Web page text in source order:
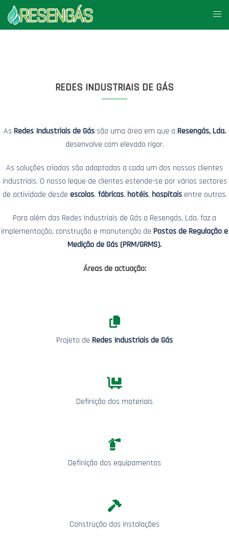
Saltar
para
o
REDES INDUSTRIAIS DE GÁS
As Redes Industriais de Gássão uma área em que a Resengás, Lda.
desenvolve com elevado rigor.
As soluções criadas são adaptadas a cada um dos nossos clientes
industriais. O nosso leque de clientes estende-se por vários sectores
de actividade desde escolas, fábricas, hotéis, hospitaisentre outros.
Para além das Redes Industriais de Gás a Resengás, Lda. faz a
implementação, construção e manutenção de Postos de Regulação e
Medição de Gás (PRM/GRMS).
Áreas de actuação:
Projeto de Redes Industriais de Gás
Definição dos materiais
Definição dos equipamentos
Construção das instalações